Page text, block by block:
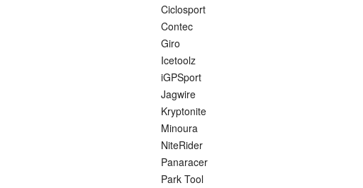
Ciclosport
Contec
Giro
Icetoolz
iGPSport
Jagwire
Kryptonite
Minoura
NiteRider
Panaracer
Park Tool